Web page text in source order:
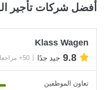
أفضل شركات تأجير
Klass Wagen
9.8 جيد جدًا 50+ مراجعات
تعاون الموظفين